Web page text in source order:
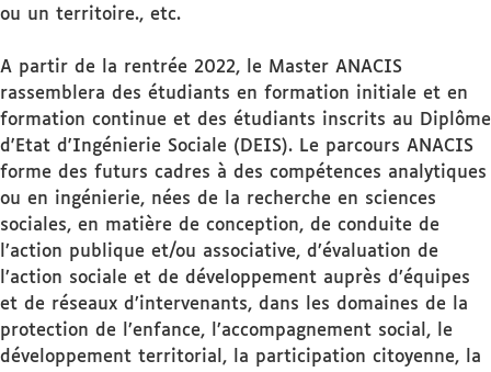
ou un territoire., etc.
A partir de la rentrée 2022, le Master ANACIS
rassemblera des étudiants en formation initiale et en
formation continue et des étudiants inscrits au Diplôme
d'Etat d'Ingénierie Sociale (DEIS). Le parcours ANACIS
forme des futurs cadres à des compétences analytiques
ou en ingénierie, nées de la recherche en sciences
sociales, en matière de conception, de conduite de
l’action publique et/ou associative, d’évaluation de
l’action sociale et de développement auprès d’équipes
et de réseaux d’intervenants, dans les domaines de la
protection de l’enfance, l’accompagnement social, le
développement territorial, la participation citoyenne, la